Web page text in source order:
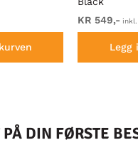
KR 549,- inkl.
Legg
DIN FØRSTE